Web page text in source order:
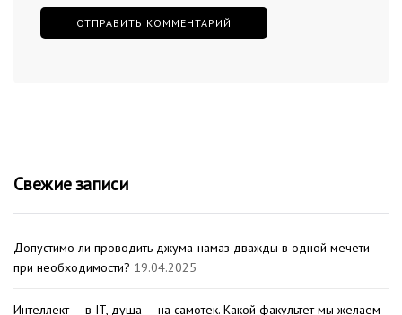
Свежие записи
Допустимо ли проводить джума-намаз дважды в одной мечети
при необходимости? 19.04.2025
Интеллект — в IT, душа — на самотек. Какой факультет мы желаем